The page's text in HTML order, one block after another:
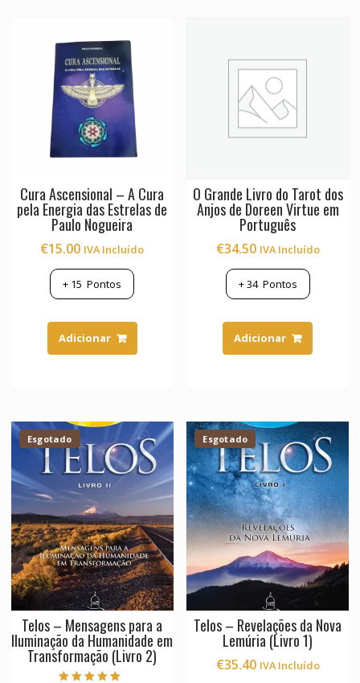
Cura Ascensional – A Cura
pela Energia das Estrelas de
Paulo Nogueira
€15.00 IVA Incluído
+ 15 Pontos
Adicionar
O Grande Livro do Tarot dos
Anjos de Doreen Virtue em
Português
€34.50 IVA Incluído
+34Pontos
Adicionar
Esgotado
Telos – Mensagens para a
Iluminação da Humanidade em
Transformação (Livro 2)
Esgotado
Telos – Revelações da Nova
Lemúria (Livro 1)
€35.40 IVA Incluído